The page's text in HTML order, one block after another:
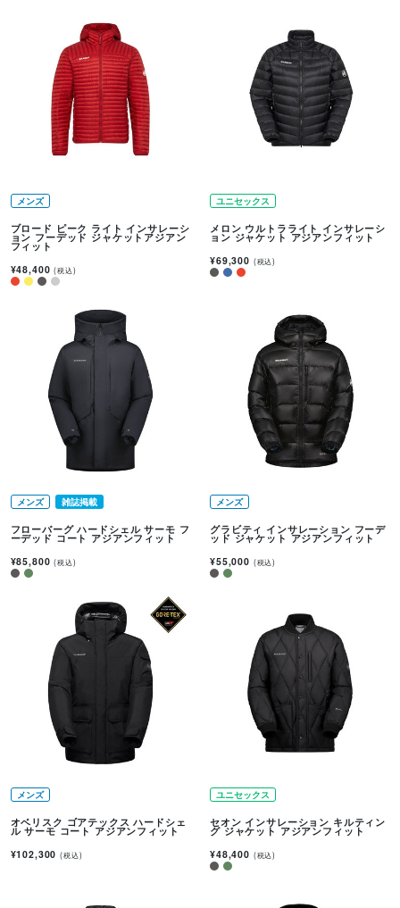
メンズ
ブロード ピーク ライト インサレーシ
ョン フーデッド ジャケットアジアン
フィット
¥48,400(税込)
ユニセックス
メロン ウルトラライト インサレーシ
ョン ジャケット アジアンフィット
¥69,300 (税込)
メンズ 雑誌掲載
フローバーグ ハードシェル サーモ フ
ーデッド コート アジアンフィット
¥85,800(税込)
メンズ
グラビティ インサレーション フーデ
ッド ジャケット アジアンフィット
¥55,000 (税込)
メンズ
オベリスク ゴアテックス ハードシェ
ル サーモ コート アジアンフィット
¥102,300(税込)
ユニセックス
セオン インサレーション キルティン
グ ジャケット アジアンフィット
¥48,400 (税込)